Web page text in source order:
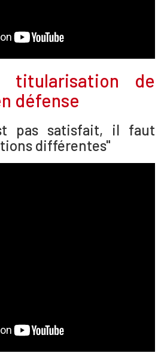
titularisation de
défense
pas satisfait, il faut
différentes"